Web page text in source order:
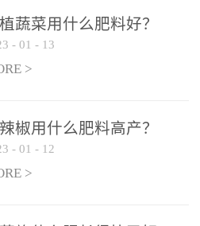
灌及无土栽培和营养液的
配方施肥。1、苗期冲施、
5kg/亩/次配合大量元素水
蔬菜用什么肥料好？
- 01 - 13
>
椒用什么肥料高产？
- 01 - 12
>